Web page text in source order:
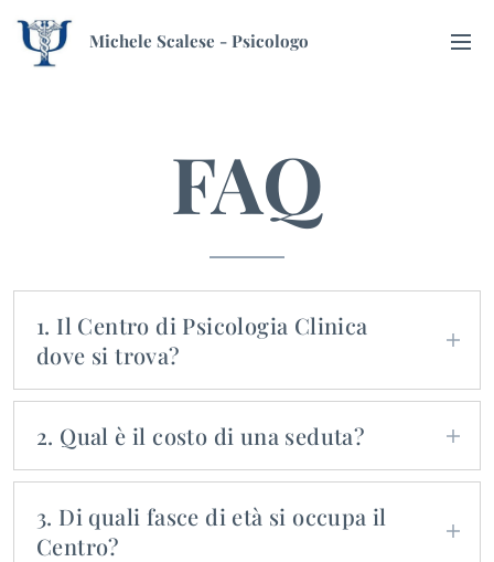
Michele Scalese - Psicologo
FAQ
1. Il Centro di Psicologia Clinica
dove si trova?
Il Centro si trova a Galatina (Lecce) in Via
Carso, 16.
2. Qual è il costo di una seduta?
La tariffa si stabilisce in base alla domanda
maturata durante il primo colloquio.
3. Di quali fasce di età si occupa il
Centro?